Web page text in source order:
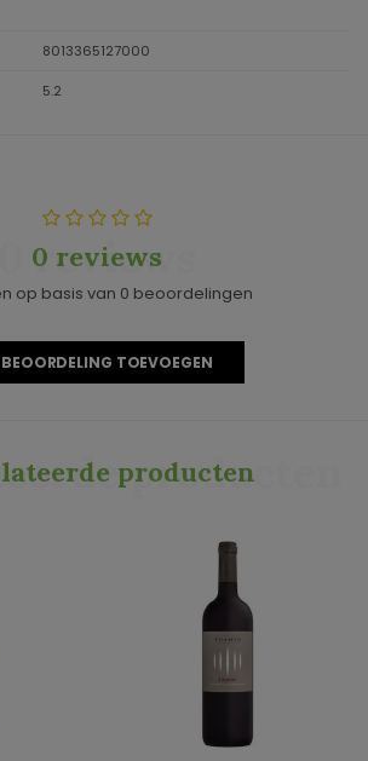
8013365127000
5.2
0 reviews
0 reviews
op basis van 0 beoordelingen
TOEVOEGEN
producten
producten